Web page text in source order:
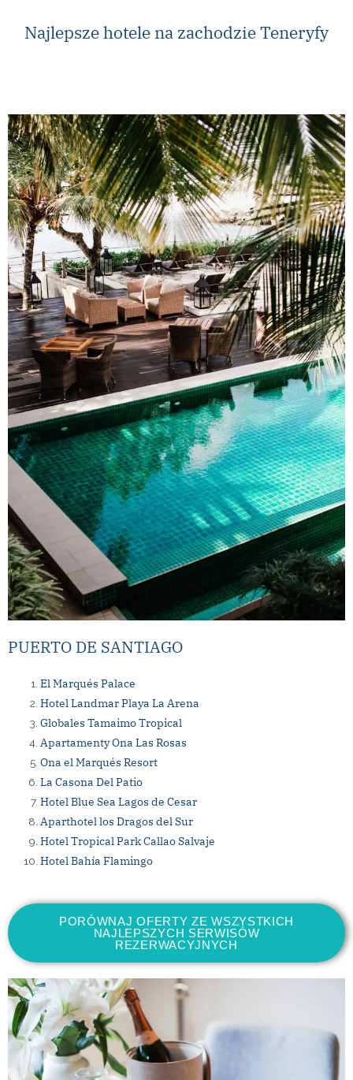
Najlepsze hotele na zachodzie Teneryfy
PUERTO DE SANTIAGO
El Marqués Palace
Hotel Landmar Playa La Arena
Globales Tamaimo Tropical
Apartamenty Ona Las Rosas
Ona el Marqués Resort
La Casona Del Patio
Hotel Blue Sea Lagos de Cesar
Aparthotel los Dragos del Sur
Hotel Tropical Park Callao Salvaje
Hotel Bahía Flamingo
PORÓWNAJ OFERTY ZE WSZYSTKICH
NAJLEPSZYCH SERWISÓW
REZERWACYJNYCH